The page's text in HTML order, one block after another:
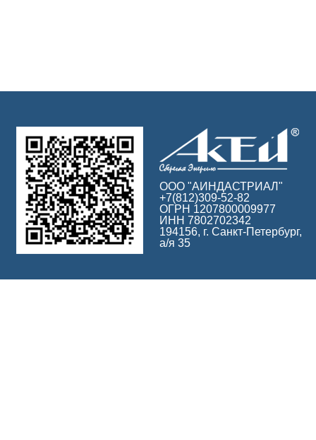
ООО "АИНДАСТРИАЛ"
+7(812)309-52-82
ОГРН 1207800009977
ИНН 7802702342
194156, г. Санкт-Петербург,
а/я 35